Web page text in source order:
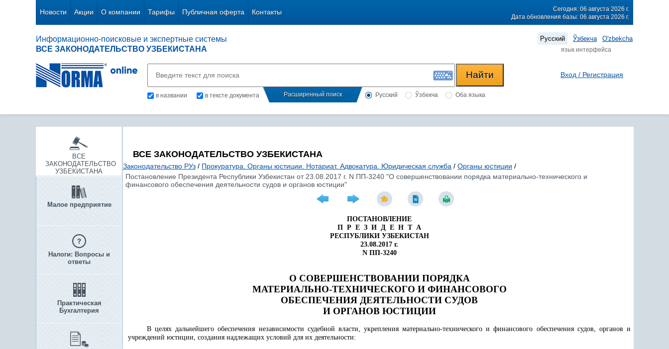
Новости Акции О компании Тарифы Публичная оферта Контакты
Сегодня: 06 августа 2026 г.
Дата обновления базы: 06 августа 2026 г.
Информационно-поисковые и экспертные системы
ВСЕ ЗАКОНОДАТЕЛЬСТВО УЗБЕКИСТАНА
Русский Ўзбекча O'zbekcha
язык интерфейса
в названии в тексте документа Расширенный поиск Русский Ўзбекча Оба языка
Вход / Регистрация
ВСЕ
ЗАКОНОДАТЕЛЬСТВО
УЗБЕКИСТАНА
Малое предприятие
Налоги: Вопросы и
ответы
Практическая
Бухгалтерия
ВСЕ ЗАКОНОДАТЕЛЬСТВО УЗБЕКИСТАНА
Законодательство РУз / Прокуратура. Органы юстиции. Нотариат. Адвокатура. Юридическая служба / Органы юстиции /
Постановление Президента Республики Узбекистан от 23.08.2017 г. N ПП-3240 "О совершенствовании порядка материально-технического и
финансового обеспечения деятельности судов и органов юстиции"
ПОСТАНОВЛЕНИЕ
П Р Е З И Д Е Н Т А
РЕСПУБЛИКИ УЗБЕКИСТАН
23.08.2017 г.
N ПП-3240
О СОВЕРШЕНСТВОВАНИИ ПОРЯДКА
МАТЕРИАЛЬНО-ТЕХНИЧЕСКОГО И ФИНАНСОВОГО
ОБЕСПЕЧЕНИЯ ДЕЯТЕЛЬНОСТИ СУДОВ
И ОРГАНОВ ЮСТИЦИИ
В целях дальнейшего обеспечения независимости судебной власти, укрепления материально-технического и финансового обеспечения судов, органов и
учреждений юстиции, создания надлежащих условий для их деятельности: